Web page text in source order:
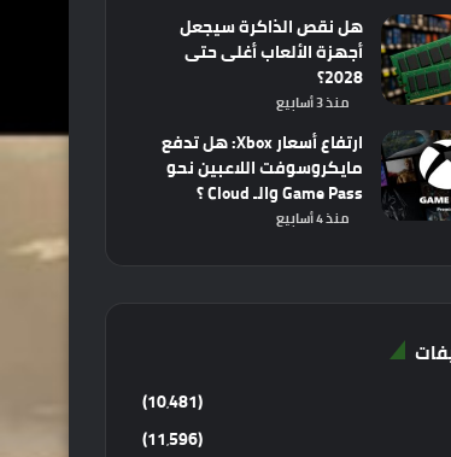
هل نقص الذاكرة سيجعل
أجهزة الألعاب أغلى حتى
2028؟
منذ 3 أسابيع
ارتفاع أسعار Xbox: هل تدفع
مايكروسوفت اللاعبين نحو
Game Pass والـ Cloud ؟
منذ 4 أسابيع
(10٬481)
(11٬596)